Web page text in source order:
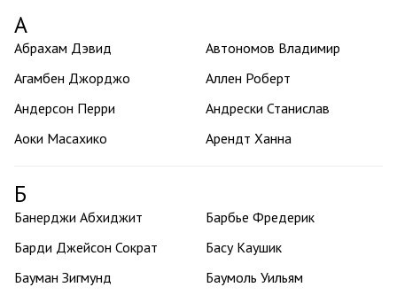
А
Абрахам Дэвид
Автономов Владимир
Агамбен Джорджо
Аллен Роберт
Андерсон Перри
Андрески Станислав
Аоки Масахико
Арендт Ханна
Б
Банерджи Абхиджит
Барбье Фредерик
Барди Джейсон Сократ
Басу Каушик
Бауман Зигмунд
Баумоль Уильям